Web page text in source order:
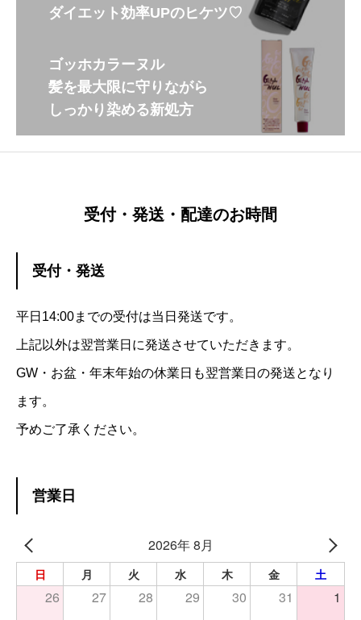
ダイエット効率UPのヒケツ♡
ゴッホカラーヌル
髪を最大限に守りながら
しっかり染める新処方
受付・発送・配達のお時間
受付・発送
平日14:00までの受付は当日発送です。
上記以外は翌営業日に発送させていただきます。
GW・お盆・年末年始の休業日も翌営業日の発送となり
ます。
予めご了承ください。
営業日
2026年 8月
日 月 火 水 木 金 土
26 27 28 29 30 31 1